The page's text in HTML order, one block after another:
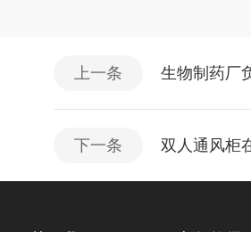
上一条 生物制药厂
下一条 双人通风柜